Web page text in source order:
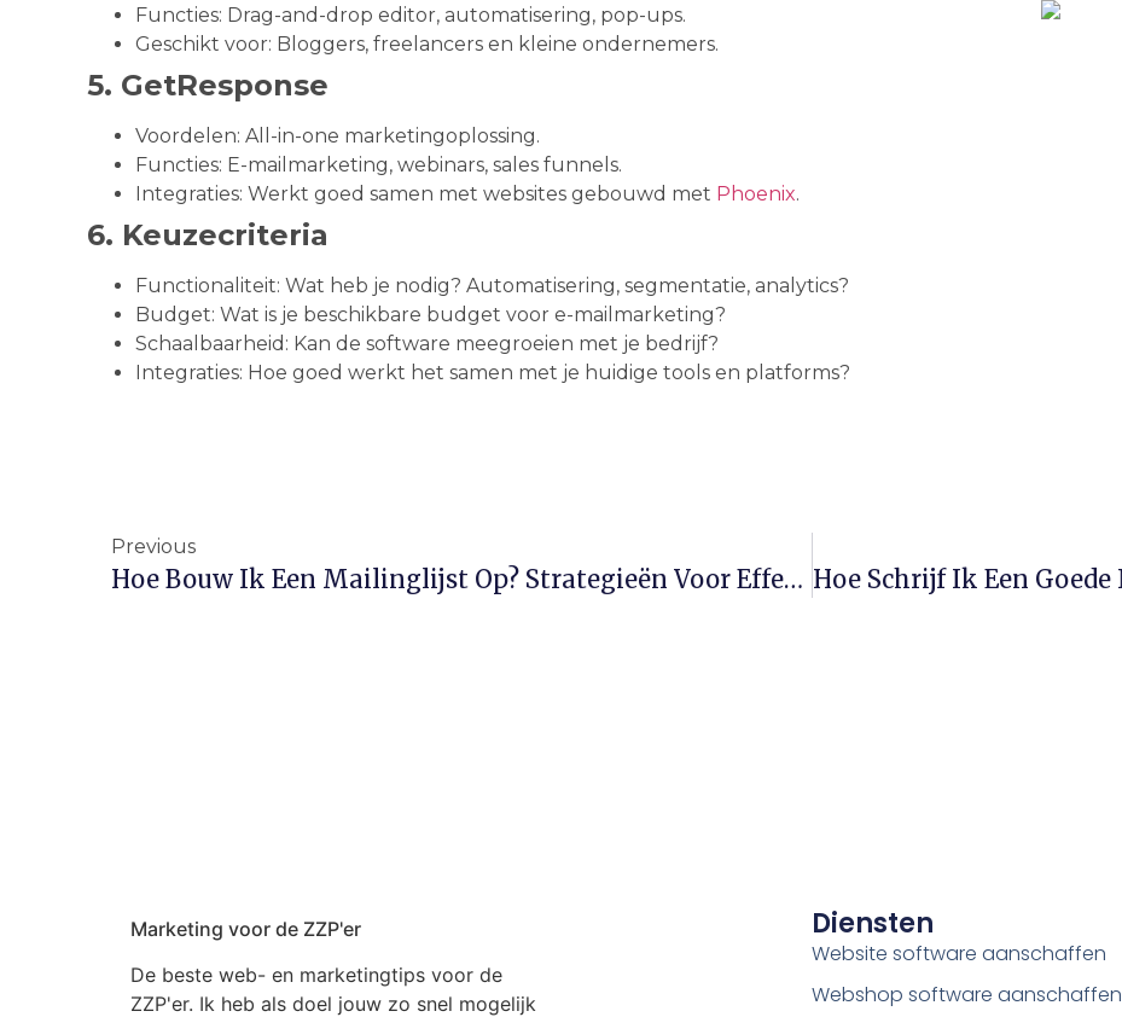
Functies: Drag-and-drop editor, automatisering, pop-ups.
Geschikt voor: Bloggers, freelancers en kleine ondernemers.
5. GetResponse
Voordelen: All-in-one marketingoplossing.
Functies: E-mailmarketing, webinars, sales funnels.
Integraties: Werkt goed samen met websites gebouwd met Phoenix.
6. Keuzecriteria
Functionaliteit: Wat heb je nodig? Automatisering, segmentatie, analytics?
Budget: Wat is je beschikbare budget voor e-mailmarketing?
Schaalbaarheid: Kan de software meegroeien met je bedrijf?
Integraties: Hoe goed werkt het samen met je huidige tools en platforms?
Previous
Hoe Bouw Ik Een Mailinglijst Op? Strategieën Voor Effectieve Leadgeneratie
Marketing voor de ZZP'er
De beste web- en marketingtips voor de
ZZP'er. Ik heb als doel jouw zo snel mogelijk
Diensten
Website software aanschaffen
Webshop software aanschaffen